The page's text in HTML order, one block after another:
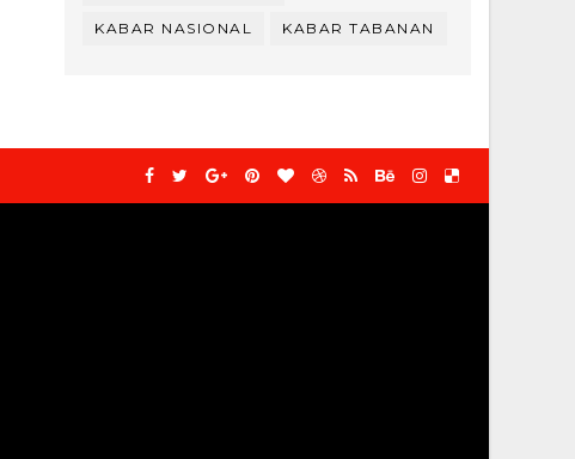
KABAR NASIONAL KABAR TABANAN